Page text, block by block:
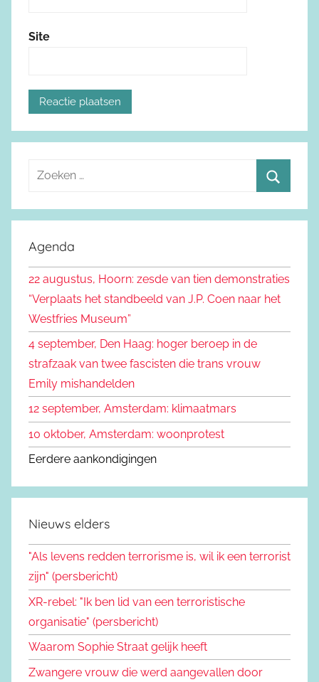
Site
e
e
n
r
:
o
e
n
Agenda
22 augustus, Hoorn: zesde van tien demonstraties
“Verplaats het standbeeld van J.P. Coen naar het
Westfries Museum”
4 september, Den Haag: hoger beroep in de
strafzaak van twee fascisten die trans vrouw
Emily mishandelden
12 september, Amsterdam: klimaatmars
10 oktober, Amsterdam: woonprotest
Eerdere aankondigingen
Nieuws elders
"Als levens redden terrorisme is, wil ik een terrorist
zijn" (persbericht)
XR-rebel: "Ik ben lid van een terroristische
organisatie" (persbericht)
Waarom Sophie Straat gelijk heeft
Zwangere vrouw die werd aangevallen door